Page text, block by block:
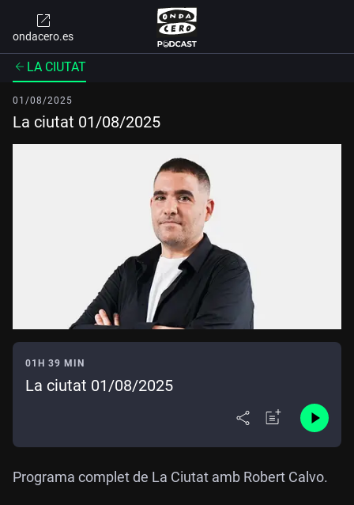
ondacero.es
LA CIUTAT
01/08/2025
La ciutat 01/08/2025
01H 39 MIN
La ciutat 01/08/2025
Programa complet de La Ciutat amb Robert Calvo.